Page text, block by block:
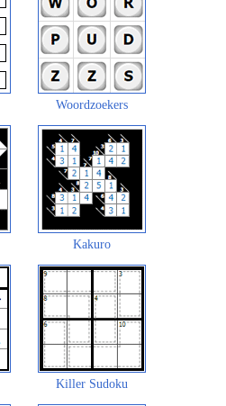
Woordzoekers
Kakuro
Killer Sudoku